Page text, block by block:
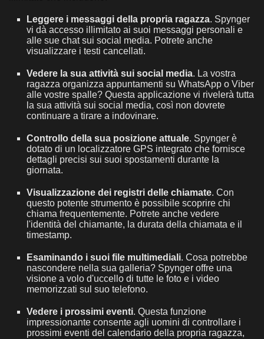
Leggere i messaggi della propria ragazza. Spynger
vi dà accesso illimitato ai suoi messaggi personali e
alle sue chat sui social media. Potrete anche
visualizzare i testi cancellati.
Vedere la sua attività sui social media. La vostra
ragazza organizza appuntamenti su WhatsApp o Viber
alle vostre spalle? Questa applicazione vi rivelerà tutta
la sua attività sui social media, così non dovrete
continuare a tirare a indovinare.
Controllo della sua posizione attuale. Spynger è
dotato di un localizzatore GPS integrato che fornisce
dettagli precisi sui suoi spostamenti durante la
giornata.
Visualizzazione dei registri delle chiamate. Con
questo potente strumento è possibile scoprire chi
chiama frequentemente. Potrete anche vedere
l'identità del chiamante, la durata della chiamata e il
timestamp.
Esaminando i suoi file multimediali. Cosa potrebbe
nascondere nella sua galleria? Spynger offre una
visione a volo d'uccello di tutte le foto e i video
memorizzati sul suo telefono.
Vedere i prossimi eventi. Questa funzione
impressionante consente agli uomini di controllare i
prossimi eventi del calendario della propria ragazza,